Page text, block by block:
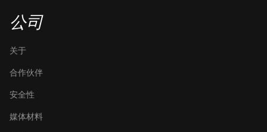
公司
关于
合作伙伴
安全性
媒体材料